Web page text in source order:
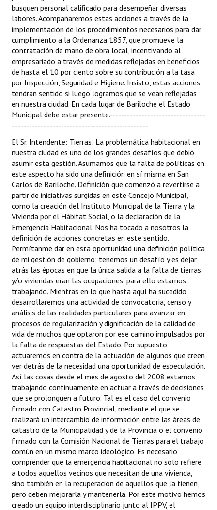
busquen personal calificado para desempeñar diversas
labores. Acompañaremos estas acciones a través de la
implementación de los procedimientos necesarios para dar
cumplimiento a la Ordenanza 1857, que promueve la
contratación de mano de obra local, incentivando al
empresariado a través de medidas reflejadas en beneficios
de hasta el 10 por ciento sobre su contribución a la tasa
por Inspección, Seguridad e Higiene. Insisto, estas acciones
tendrán sentido si luego logramos que se vean reflejadas
en nuestra ciudad. En cada lugar de Bariloche el Estado
Municipal debe estar presente.---------------------------------
-----------------------------------------------
El Sr. Intendente: Tierras: La problemática habitacional en
nuestra ciudad es uno de los grandes desafíos que debió
asumir esta gestión. Asumamos que la falta de políticas en
este aspecto ha sido una definición en sí misma en San
Carlos de Bariloche. Definición que comenzó a revertirse a
partir de iniciativas surgidas en este Concejo Municipal,
como la creación del Instituto Municipal de la Tierra y la
Vivienda por el Hábitat Social, o la declaración de la
Emergencia Habitacional. Nos ha tocado a nosotros la
definición de acciones concretas en este sentido.
Permítanme dar en esta oportunidad una definición política
de mi gestión de gobierno: tenemos un desafío y es dejar
atrás las épocas en que la única salida a la falta de tierras
y/o viviendas eran las ocupaciones, para ello estamos
trabajando. Mientras en lo que hasta aquí ha sucedido
desarrollaremos una actividad de convocatoria, censo y
análisis de las realidades particulares para avanzar en
procesos de regularización y dignificación de la calidad de
vida de muchos que optaron por ese camino impulsados por
la falta de respuestas del Estado. Por supuesto
actuaremos en contra de la actuación de algunos que creen
ver detrás de la necesidad una oportunidad de especulación.
Así las cosas desde el mes de agosto del 2008 estamos
trabajando continuamente en actuar a través de decisiones
que se prolonguen a futuro. Tal es el caso del convenio
firmado con Catastro Provincial, mediante el que se
realizará un intercambio de información entre las áreas de
catastro de la Municipalidad y de la Provincia o el convenio
firmado con la Comisión Nacional de Tierras para el trabajo
común en un mismo marco ideológico. Es necesario
comprender que la emergencia habitacional no sólo refiere
a todos aquellos vecinos que necesitan de una vivienda,
sino también en la recuperación de aquellos que la tienen,
pero deben mejorarla y mantenerla. Por este motivo hemos
creado un equipo interdisciplinario junto al IPPV, el